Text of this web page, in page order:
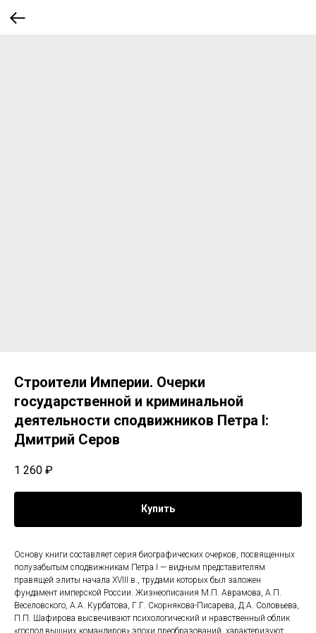
Строители Империи. Очерки
государственной и криминальной
деятельности сподвижников Петра I:
Дмитрий Серов
1 260 ₽
Купить
Основу книги составляет серия биографических очерков, посвященных
полузабытым сподвижникам Петра I — видным представителям
правящей элиты начала XVIII в., трудами которых был заложен
фундамент имперской России. Жизнеописания М.П. Аврамова, А.П.
Веселовского, А.А. Курбатова, Г.Г. Скорнякова-Писарева, Д.А. Соловьева,
П.П. Шафирова высвечивают психологический и нравственный облик
«господ вышних командиров» эпохи преобразований, характеризуют